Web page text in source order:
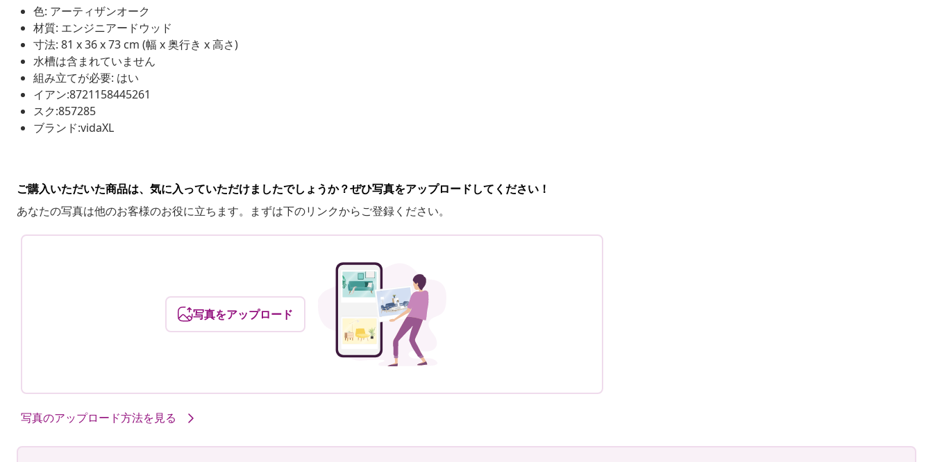
色: アーティザンオーク
材質: エンジニアードウッド
寸法: 81 x 36 x 73 cm (幅 x 奥行き x 高さ)
水槽は含まれていません
組み立てが必要: はい
イアン:8721158445261
スク:857285
ブランド:vidaXL
ご購入いただいた商品は、気に入っていただけましたでしょうか？ぜひ写真をアップロードしてください！
あなたの写真は他のお客様のお役に立ちます。まずは下のリンクからご登録ください。
写真をアップロード
写真のアップロード方法を見る